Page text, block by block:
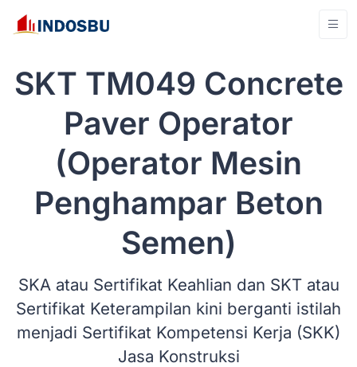
SKT TM049 Concrete
Paver Operator
(Operator Mesin
Penghampar Beton
Semen)
SKA atau Sertifikat Keahlian dan SKT atau
Sertifikat Keterampilan kini berganti istilah
menjadi Sertifikat Kompetensi Kerja (SKK)
Jasa Konstruksi